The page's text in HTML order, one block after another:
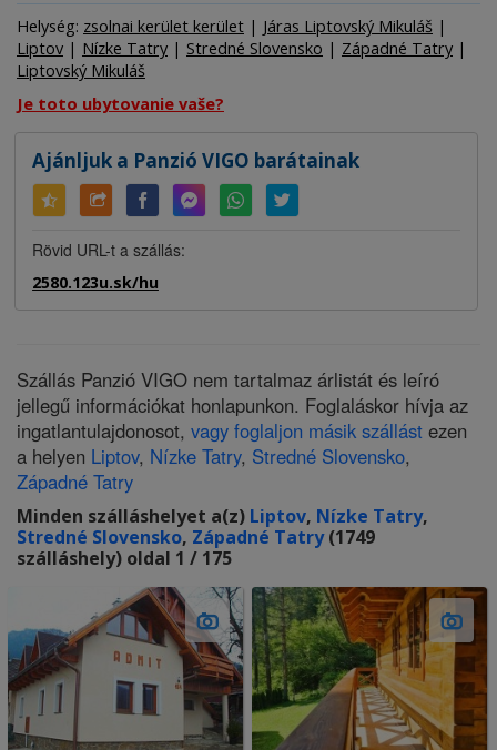
Helység: zsolnai kerület kerület | Járas Liptovský Mikuláš |
Liptov | Nízke Tatry | Stredné Slovensko | Západné Tatry |
Liptovský Mikuláš
Je toto ubytovanie vaše?
Ajánljuk a Panzió VIGO barátainak
Rövid URL-t a szállás:
2580.123u.sk/hu
Szállás Panzió VIGO nem tartalmaz árlistát és leíró
jellegű információkat honlapunkon. Foglaláskor hívja az
ingatlantulajdonosot, vagy foglaljon másik szállást ezen
a helyen Liptov, Nízke Tatry, Stredné Slovensko,
Západné Tatry
Minden szálláshelyet a(z) Liptov, Nízke Tatry,
Stredné Slovensko, Západné Tatry(1749
szálláshely) oldal 1 / 175